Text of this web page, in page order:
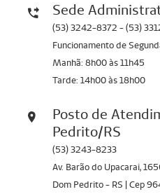
Sede
(53) 3242-8372 - (53)
Funcionamento de
Manhã: 8h00 às 11h45
Tarde: 14h00 às 18h00
Posto de
Pedrito/RS
(53) 3243-8233
Av. Barão do Upacarai,
Dom Pedrito - RS | Cep